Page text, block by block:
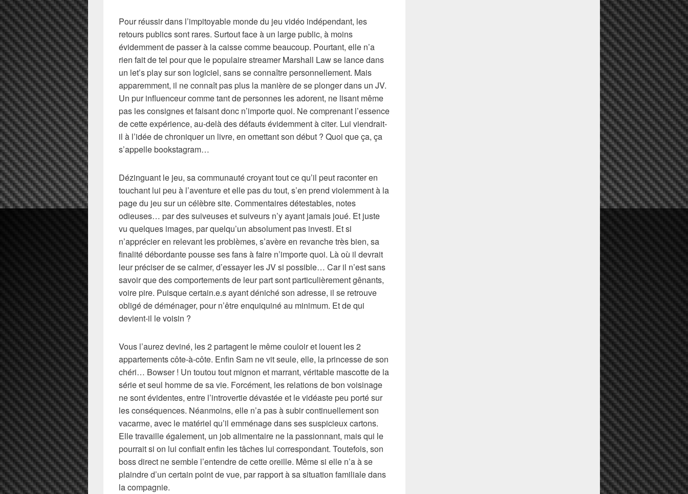
Pour réussir dans l’impitoyable monde du jeu vidéo indépendant, les
retours publics sont rares. Surtout face à un large public, à moins
évidemment de passer à la caisse comme beaucoup. Pourtant, elle n’a
rien fait de tel pour que le populaire streamer Marshall Law se lance dans
un let’s play sur son logiciel, sans se connaître personnellement. Mais
apparemment, il ne connaît pas plus la manière de se plonger dans un JV.
Un pur influenceur comme tant de personnes les adorent, ne lisant même
pas les consignes et faisant donc n’importe quoi. Ne comprenant l’essence
de cette expérience, au-delà des défauts évidemment à citer. Lui viendrait-
il à l’idée de chroniquer un livre, en omettant son début ? Quoi que ça, ça
s’appelle bookstagram…
Dézinguant le jeu, sa communauté croyant tout ce qu’il peut raconter en
touchant lui peu à l’aventure et elle pas du tout, s’en prend violemment à la
page du jeu sur un célèbre site. Commentaires détestables, notes
odieuses… par des suiveuses et suiveurs n’y ayant jamais joué. Et juste
vu quelques images, par quelqu’un absolument pas investi. Et si
n’apprécier en relevant les problèmes, s’avère en revanche très bien, sa
finalité débordante pousse ses fans à faire n’importe quoi. Là où il devrait
leur préciser de se calmer, d’essayer les JV si possible… Car il n’est sans
savoir que des comportements de leur part sont particulièrement gênants,
voire pire. Puisque certain.e.s ayant déniché son adresse, il se retrouve
obligé de déménager, pour n’être enquiquiné au minimum. Et de qui
devient-il le voisin ?
Vous l’aurez deviné, les 2 partagent le même couloir et louent les 2
appartements côte-à-côte. Enfin Sam ne vit seule, elle, la princesse de son
chéri… Bowser ! Un toutou tout mignon et marrant, véritable mascotte de la
série et seul homme de sa vie. Forcément, les relations de bon voisinage
ne sont évidentes, entre l’introvertie dévastée et le vidéaste peu porté sur
les conséquences. Néanmoins, elle n’a pas à subir continuellement son
vacarme, avec le matériel qu’il emménage dans ses suspicieux cartons.
Elle travaille également, un job alimentaire ne la passionnant, mais qui le
pourrait si on lui confiait enfin les tâches lui correspondant. Toutefois, son
boss direct ne semble l’entendre de cette oreille. Même si elle n’a à se
plaindre d’un certain point de vue, par rapport à sa situation familiale dans
la compagnie.